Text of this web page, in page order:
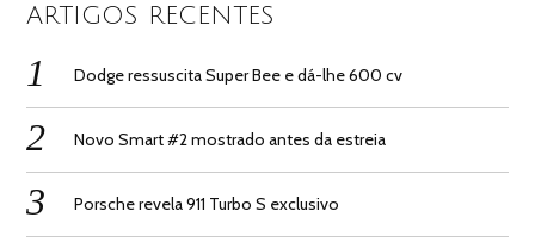
ARTIGOS RECENTES
Dodge ressuscita Super Bee e dá-lhe 600 cv
Novo Smart #2 mostrado antes da estreia
Porsche revela 911 Turbo S exclusivo